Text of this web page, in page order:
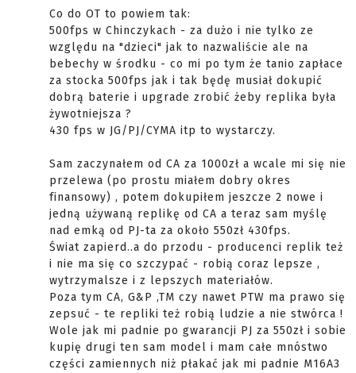
Co do OT to powiem tak:
500fps w Chinczykach - za dużo i nie tylko ze
względu na "dzieci" jak to nazwaliście ale na
bebechy w środku - co mi po tym że tanio zapłace
za stocka 500fps jak i tak będę musiał dokupić
dobrą baterie i upgrade zrobić żeby replika była
żywotniejsza ?
430 fps w JG/PJ/CYMA itp to wystarczy.
Sam zaczynałem od CA za 1000zł a wcale mi się nie
przelewa (po prostu miałem dobry okres
finansowy) , potem dokupiłem jeszcze 2 nowe i
jedną używaną replikę od CA a teraz sam myślę
nad emką od PJ-ta za około 550zł 430fps.
Świat zapierd..a do przodu - producenci replik też
i nie ma się co szczypać - robią coraz lepsze ,
wytrzymalsze i z lepszych materiałów.
Poza tym CA, G&P ,TM czy nawet PTW ma prawo się
zepsuć - te repliki też robią ludzie a nie stwórca !
Wole jak mi padnie po gwarancji PJ za 550zł i sobie
kupię drugi ten sam model i mam całe mnóstwo
części zamiennych niż płakać jak mi padnie M16A3